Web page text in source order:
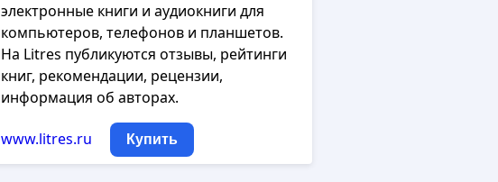
электронные книги и аудиокниги для
компьютеров, телефонов и планшетов.
На Litres публикуются отзывы, рейтинги
книг, рекомендации, рецензии,
информация об авторах.
www.litres.ru Купить